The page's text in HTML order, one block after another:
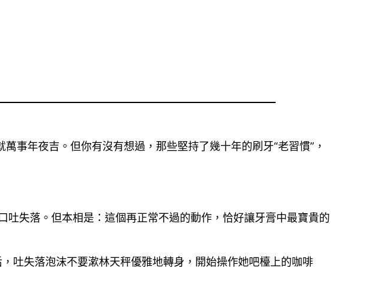
萬事年夜吉。但你有沒有想過，那些堅持了幾十年的刷牙“老習慣”，
吐失落。但本相是：這個再正常不過的動作，恰好讓牙膏中最寶貴的
吐失落泡沫不要漱林天秤優雅地轉身，開始操作她吧檯上的咖啡